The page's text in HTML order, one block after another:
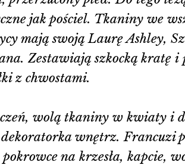
jak pościel. Tkaniny we
mają swoją Laurę Ashley,
Zestawiają szkocką kratę i
z chwostami.
wolą tkaniny w kwiaty i
wnętrz. Francuzi
na krzesła, kapcie,